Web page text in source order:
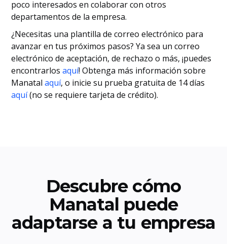
poco interesados en colaborar con otros
departamentos de la empresa.
¿Necesitas una plantilla de correo electrónico para
avanzar en tus próximos pasos? Ya sea un correo
electrónico de aceptación, de rechazo o más, ¡puedes
encontrarlosaquí! Obtenga más información sobre
Manatal aquí, o inicie su prueba gratuita de 14 días
aquí(no se requiere tarjeta de crédito).
Descubre cómo
Manatal puede
adaptarse a tu empresa